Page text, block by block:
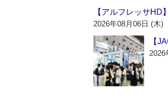
【アルフレッサHD
2026年08月06日 (木)
【
2026